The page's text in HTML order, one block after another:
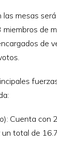
mesas será
de
de
Cuenta con
un total de